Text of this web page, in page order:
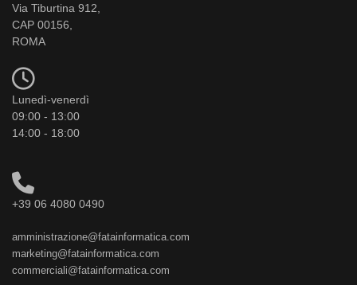
Via Tiburtina 912,
CAP 00156,
ROMA
Lunedì-venerdì
09:00 - 13:00
14:00 - 18:00
+39 06 4080 0490
amministrazione@fatainformatica.com
marketing@fatainformatica.com
commerciali@fatainformatica.com